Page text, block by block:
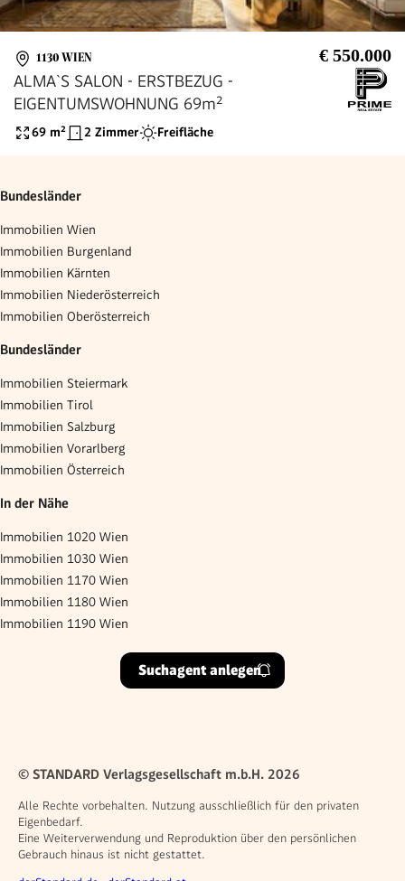
1130 WIEN € 550.000
ALMA`S SALON - ERSTBEZUG -
EIGENTUMSWOHNUNG 69m²
69 m² 2 Zimmer Freifläche
Bundesländer
Immobilien Wien
Immobilien Burgenland
Immobilien Kärnten
Immobilien Niederösterreich
Immobilien Oberösterreich
Bundesländer
Immobilien Steiermark
Immobilien Tirol
Immobilien Salzburg
Immobilien Vorarlberg
Immobilien Österreich
In der Nähe
Immobilien 1020 Wien
Immobilien 1030 Wien
Immobilien 1170 Wien
Immobilien 1180 Wien
Immobilien 1190 Wien
Suchagent anlegen
© STANDARD Verlagsgesellschaft m.b.H. 2026
Alle Rechte vorbehalten. Nutzung ausschließlich für den privaten
Eigenbedarf.
Eine Weiterverwendung und Reproduktion über den persönlichen
Gebrauch hinaus ist nicht gestattet.